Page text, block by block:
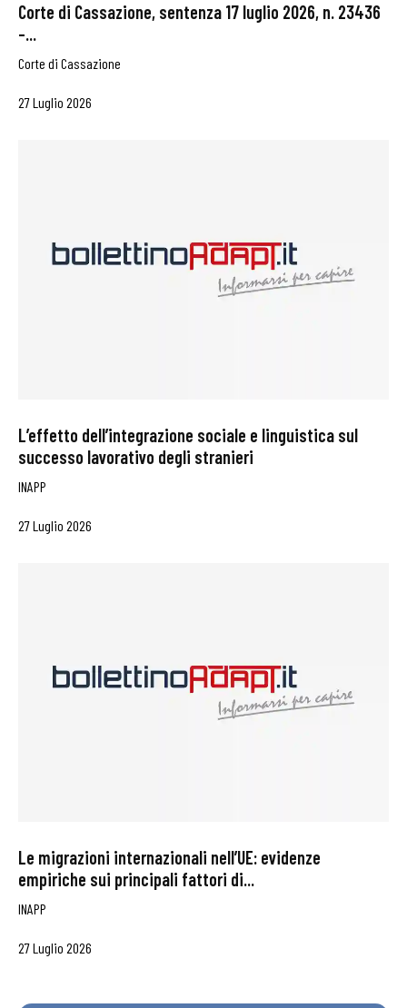
Corte di Cassazione, sentenza 17 luglio 2026, n. 23436
–...
Corte di Cassazione
27 Luglio 2026
L’effetto dell’integrazione sociale e linguistica sul
successo lavorativo degli stranieri
INAPP
27 Luglio 2026
Le migrazioni internazionali nell’UE: evidenze
empiriche sui principali fattori di...
INAPP
27 Luglio 2026